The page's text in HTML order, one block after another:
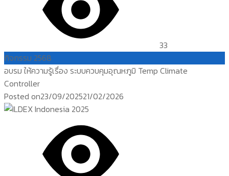
33
กิจกรรม 2568
อบรม ให้ความรู้เรื่อง ระบบควบคุมอุณหภูมิ Temp Climate
Controller
Posted on23/09/202521/02/2026